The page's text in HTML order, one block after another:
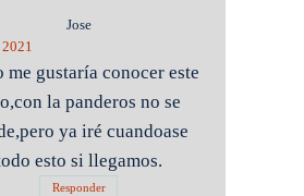
Jose
me gustaría conocer este
la panderos no se
ya iré cuandoase
esto si llegamos.
Responder